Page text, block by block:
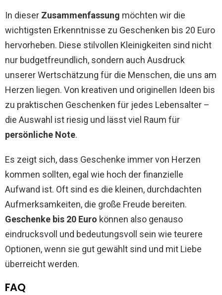
In dieser Zusammenfassung möchten wir die
wichtigsten Erkenntnisse zu Geschenken bis 20 Euro
hervorheben. Diese stilvollen Kleinigkeiten sind nicht
nur budgetfreundlich, sondern auch Ausdruck
unserer Wertschätzung für die Menschen, die uns am
Herzen liegen. Von kreativen und originellen Ideen bis
zu praktischen Geschenken für jedes Lebensalter –
die Auswahl ist riesig und lässt viel Raum für
persönliche Note.
Es zeigt sich, dass Geschenke immer von Herzen
kommen sollten, egal wie hoch der finanzielle
Aufwand ist. Oft sind es die kleinen, durchdachten
Aufmerksamkeiten, die große Freude bereiten.
Geschenke bis 20 Euro können also genauso
eindrucksvoll und bedeutungsvoll sein wie teurere
Optionen, wenn sie gut gewählt sind und mit Liebe
überreicht werden.
FAQ